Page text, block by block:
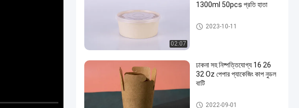
02:07
1300ml 50pcs প্রতি হাতা
বাঁশের ফাইবার বাটি
2023-10-11
ঢাকনা সহ নিষ্পত্তিযোগ্য 16 26
32 Oz পেপার প্যাকেজিং কাপ নুডল
বাটি
বায়োডেগ্রেডেবল ডিসপোজেবল বাটি
2022-09-01